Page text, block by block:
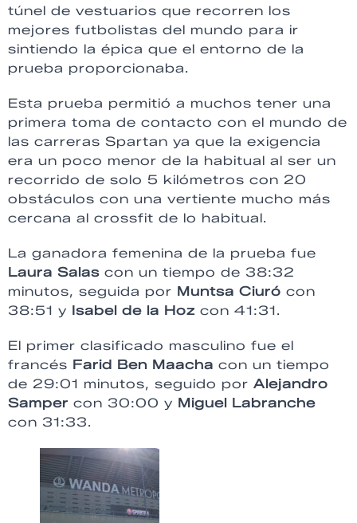
túnel de vestuarios que recorren los
mejores futbolistas del mundo para ir
sintiendo la épica que el entorno de la
prueba proporcionaba.
Esta prueba permitió a muchos tener una
primera toma de contacto con el mundo de
las carreras Spartan ya que la exigencia
era un poco menor de la habitual al ser un
recorrido de solo 5 kilómetros con 20
obstáculos con una vertiente mucho más
cercana al crossfit de lo habitual.
La ganadora femenina de la prueba fue
Laura Salas con un tiempo de 38:32
minutos, seguida por Muntsa Ciuró con
38:51 y Isabel de la Hoz con 41:31.
El primer clasificado masculino fue el
francés Farid Ben Maacha con un tiempo
de 29:01 minutos, seguido por Alejandro
Samper con 30:00 y Miguel Labranche
con 31:33.